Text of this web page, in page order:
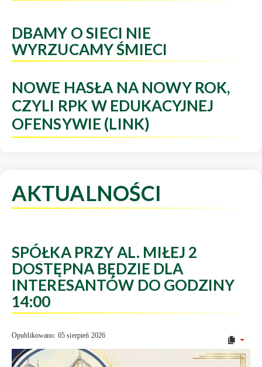
DBAMY O SIECI NIE
WYRZUCAMY ŚMIECI
NOWE HASŁA NA NOWY ROK,
CZYLI RPK W EDUKACYJNEJ
OFENSYWIE (LINK)
AKTUALNOŚCI
SPÓŁKA PRZY AL. MIŁEJ 2
DOSTĘPNA BĘDZIE DLA
INTERESANTÓW DO GODZINY
14:00
Opublikowano: 05 sierpień 2026